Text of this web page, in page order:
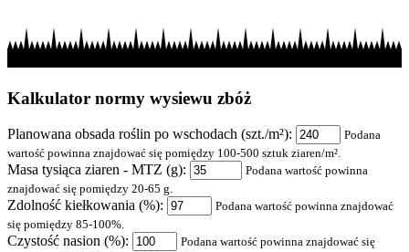
Kalkulator normy wysiewu zbóż
Planowana obsada roślin po wschodach (szt./m²):
Podana
wartość powinna znajdować się pomiędzy 100-500 sztuk ziaren/m².
Masa tysiąca ziaren - MTZ (g):
Podana wartość powinna
znajdować się pomiędzy 20-65 g.
Zdolność kiełkowania (%):
Podana wartość powinna znajdować
się pomiędzy 85-100%.
Czystość nasion (%):
Podana wartość powinna znajdować się